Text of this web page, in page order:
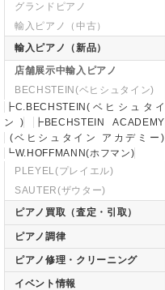
グランドピアノ
輸入ピアノ（中古）
輸入ピアノ（新品）
店舗展示中輸入ピアノ
BECHSTEIN(ベヒシュタイン)
┣C.BECHSTEIN(ベヒシュタイ
ン)
┣BECHSTEIN ACADEMY
(ベヒシュタイン アカデミー)
┗W.HOFFMANN(ホフマン)
PLEYEL(プレイエル)
SAUTER(ザウター)
ピアノ買取（査定・引取）
ピアノ調律
ピアノ修理・クリーニング
イベント情報